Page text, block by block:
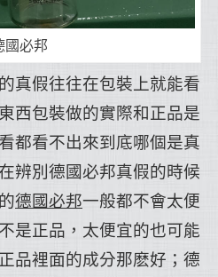
國必邦
真假往往在包裝上就能看
西包裝做的實際和正品是
都看不出來到底哪個是真
辨別德國必邦真假的時候
德國必邦一般都不會太便
是正品，太便宜的也可能
品裡面的成分那麽好；德